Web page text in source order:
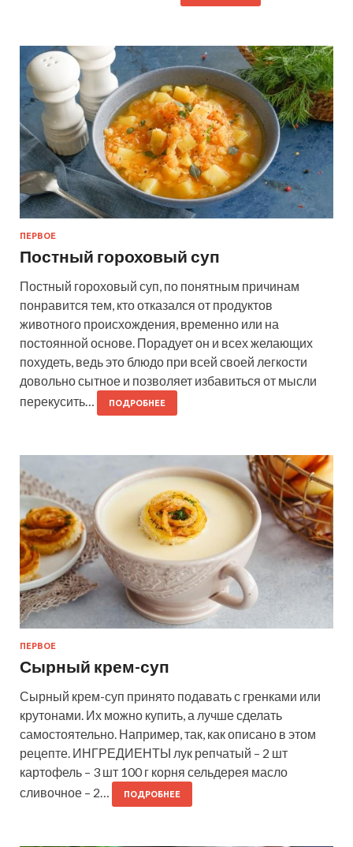
ПЕРВОЕ
Постный гороховый суп
Постный гороховый суп, по понятным причинам
понравится тем, кто отказался от продуктов
животного происхождения, временно или на
постоянной основе. Порадует он и всех желающих
похудеть, ведь это блюдо при всей своей легкости
довольно сытное и позволяет избавиться от мысли
перекусить…
ПОДРОБНЕЕ
ПЕРВОЕ
Сырный крем-суп
Сырный крем-суп принято подавать с гренками или
крутонами. Их можно купить, а лучше сделать
самостоятельно. Например, так, как описано в этом
рецепте. ИНГРЕДИЕНТЫ лук репчатый – 2 шт
картофель – 3 шт 100 г корня сельдерея масло
сливочное – 2…
ПОДРОБНЕЕ